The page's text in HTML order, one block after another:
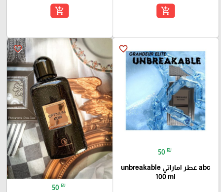
add_shopping_cart
add_shopping_cart
favorite_border
50 ₪
abc عطر اماراتي unbreakable
100 ml
favorite_border
50 ₪